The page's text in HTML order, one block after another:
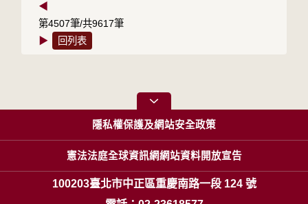
◀
第4507筆/共9617筆
▶
回列表
隱私權保護及網站安全政策
憲法法庭全球資訊網網站資料開放宣告
100203臺北市中正區重慶南路一段 124 號